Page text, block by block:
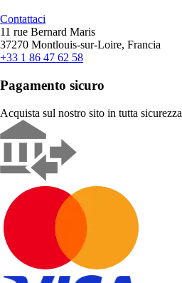
Contattaci
11 rue Bernard Maris
37270 Montlouis-sur-Loire, Francia
+33 1 86 47 62 58
Pagamento sicuro
Acquista sul nostro sito in tutta sicurezza